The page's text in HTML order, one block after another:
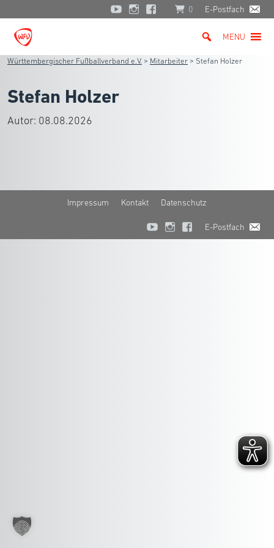
0 E-Postfach
MENU
Württembergischer Fußballverband e.V. > Mitarbeiter > Stefan Holzer
Stefan Holzer
Autor: 08.08.2026
Impressum Kontakt Datenschutz
E-Postfach